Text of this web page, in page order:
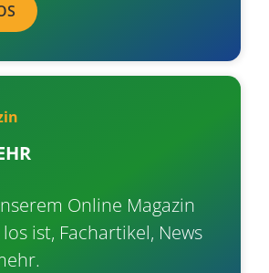
Online Magazin
ist, Fachartikel, News